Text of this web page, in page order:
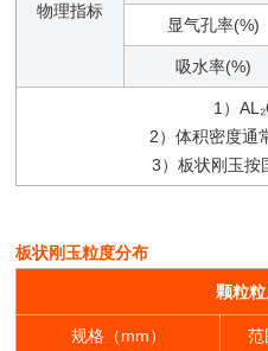
物理指标
显气孔率(%)
吸水率(%)
1）
2）体积密度通
3）板状刚玉按
板状刚玉粒度分布
颗粒
规格（mm） 范